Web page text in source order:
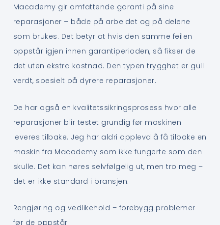
Macademy gir omfattende garanti på sine
reparasjoner – både på arbeidet og på delene
som brukes. Det betyr at hvis den samme feilen
oppstår igjen innen garantiperioden, så fikser de
det uten ekstra kostnad. Den typen trygghet er gull
verdt, spesielt på dyrere reparasjoner.
De har også en kvalitetssikringsprosess hvor alle
reparasjoner blir testet grundig før maskinen
leveres tilbake. Jeg har aldri opplevd å få tilbake en
maskin fra Macademy som ikke fungerte som den
skulle. Det kan høres selvfølgelig ut, men tro meg –
det er ikke standard i bransjen.
Rengjøring og vedlikehold – forebygg problemer
før de oppstår